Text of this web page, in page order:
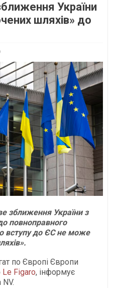
України
шляхів» до
зближення України з
повноправного
вступу до ЄС не може
по Європі Європи
Le Figaro, інформує
NV.